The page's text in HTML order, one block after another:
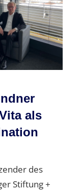
als
des
Stiftung +